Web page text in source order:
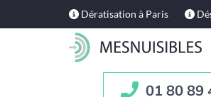
Dératisation à Paris
01 80 89